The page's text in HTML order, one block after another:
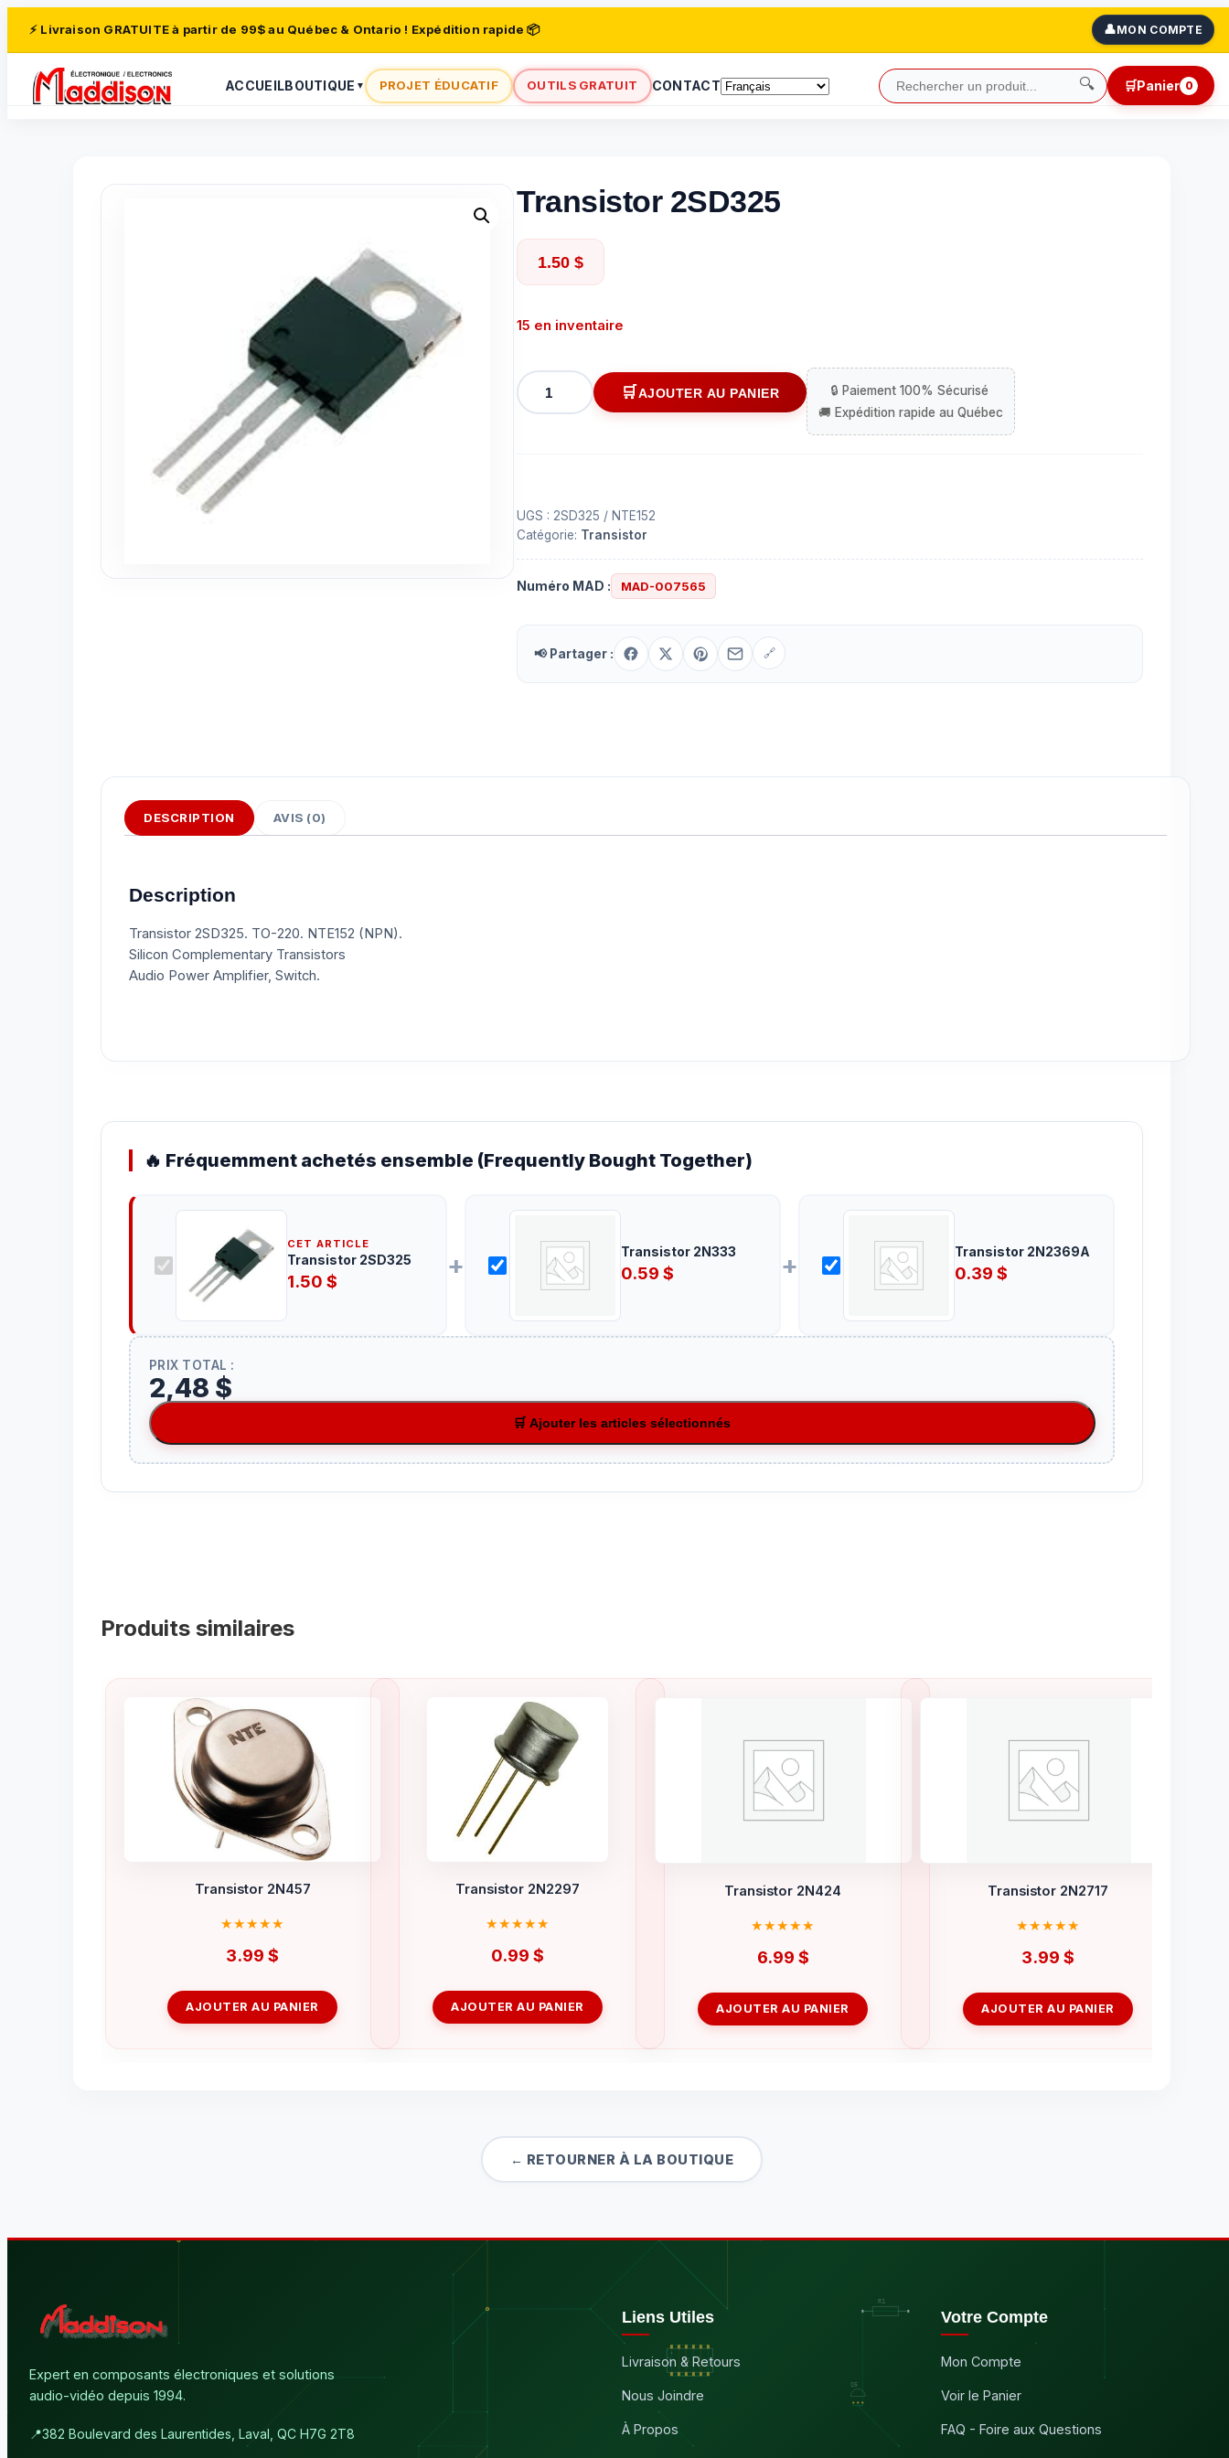
⚡ Livraison GRATUITE à partir de 99$ au Québec & Ontario ! Expédition rapide 📦 👤MON COMPTE
ACCUEILBOUTIQUE ▼ PROJET ÉDUCATIF OUTILS GRATUIT CONTACT 🔍 🛒Panier 0
Transistor 2SD325
1.50 $
15 en inventaire
quantité
de
AJOUTER AU PANIER
UGS : 2SD325 / NTE152
Catégorie: Transistor
Numéro MAD : MAD-007565
📢 Partager : 🔗
DESCRIPTION AVIS (0)
Description
Transistor 2SD325. TO-220. NTE152 (NPN).
Silicon Complementary Transistors
Audio Power Amplifier, Switch.
🔥 Fréquemment achetés ensemble (Frequently Bought Together)
CET ARTICLE
Transistor 2SD325
1.50 $ + Transistor 2N333
0.59 $ + Transistor 2N2369A
0.39 $
PRIX TOTAL :
2,48 $
🛒 Ajouter les articles sélectionnés
Produits similaires
Transistor 2N457
3.99 $
AJOUTER AU PANIER
Transistor 2N2297
0.99 $
AJOUTER AU PANIER
Transistor 2N424
6.99 $
AJOUTER AU PANIER
Transistor 2N2717
3.99 $
AJOUTER AU PANIER
← RETOURNER À LA BOUTIQUE
Expert en composants électroniques et solutions
audio-vidéo depuis 1994.
📍382 Boulevard des Laurentides, Laval, QC H7G 2T8
Liens Utiles
Livraison & Retours
Nous Joindre
À Propos
Votre Compte
Mon Compte
Voir le Panier
FAQ - Foire aux Questions